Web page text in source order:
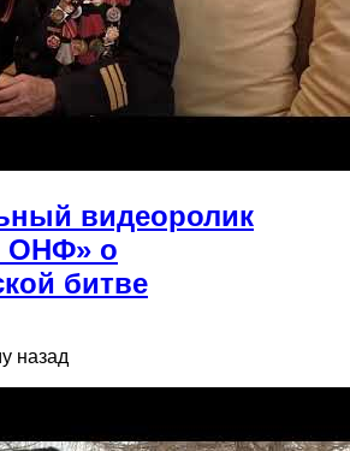
видеоролик
ОНФ» о
битве
назад